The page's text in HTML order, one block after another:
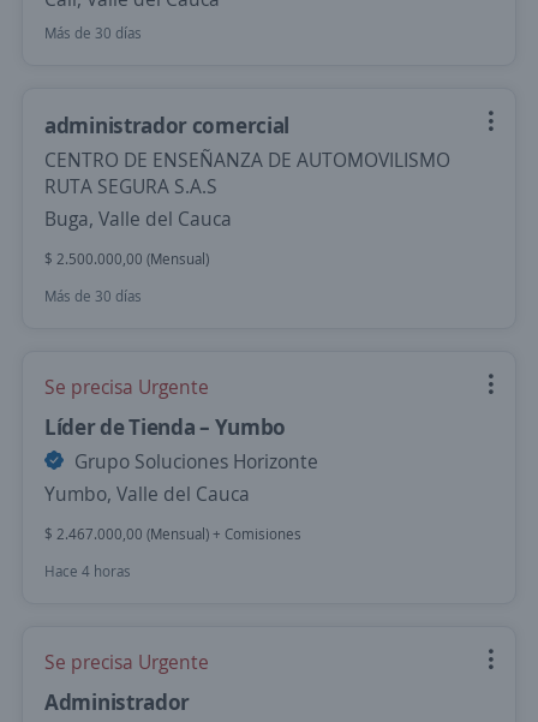
Más de 30 días
administrador comercial
CENTRO DE ENSEÑANZA DE AUTOMOVILISMO
RUTA SEGURA S.A.S
Buga, Valle del Cauca
$ 2.500.000,00 (Mensual)
Más de 30 días
Se precisa Urgente
Líder de Tienda – Yumbo
Grupo Soluciones Horizonte
Yumbo, Valle del Cauca
$ 2.467.000,00 (Mensual) + Comisiones
Hace 4 horas
Se precisa Urgente
Administrador